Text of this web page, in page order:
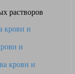
растворов
и